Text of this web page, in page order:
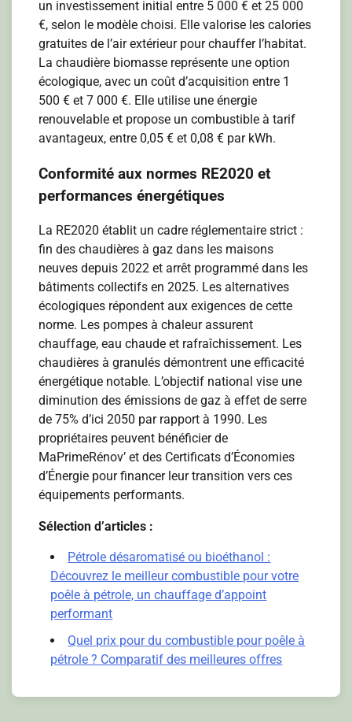
un investissement initial entre 5 000 € et 25 000
€, selon le modèle choisi. Elle valorise les calories
gratuites de l’air extérieur pour chauffer l’habitat.
La chaudière biomasse représente une option
écologique, avec un coût d’acquisition entre 1
500 € et 7 000 €. Elle utilise une énergie
renouvelable et propose un combustible à tarif
avantageux, entre 0,05 € et 0,08 € par kWh.
Conformité aux normes RE2020 et
performances énergétiques
La RE2020 établit un cadre réglementaire strict :
fin des chaudières à gaz dans les maisons
neuves depuis 2022 et arrêt programmé dans les
bâtiments collectifs en 2025. Les alternatives
écologiques répondent aux exigences de cette
norme. Les pompes à chaleur assurent
chauffage, eau chaude et rafraîchissement. Les
chaudières à granulés démontrent une efficacité
énergétique notable. L’objectif national vise une
diminution des émissions de gaz à effet de serre
de 75% d’ici 2050 par rapport à 1990. Les
propriétaires peuvent bénéficier de
MaPrimeRénov’ et des Certificats d’Économies
d’Énergie pour financer leur transition vers ces
équipements performants.
Sélection d’articles :
Pétrole désaromatisé ou bioéthanol :
Découvrez le meilleur combustible pour votre
poêle à pétrole, un chauffage d’appoint
performant
Quel prix pour du combustible pour poêle à
pétrole ? Comparatif des meilleures offres